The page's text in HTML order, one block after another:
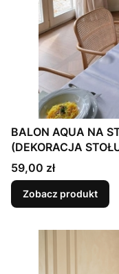
BALON AQUA NA
(DEKORACJA
Cena
59,00 zł
Zobacz produkt